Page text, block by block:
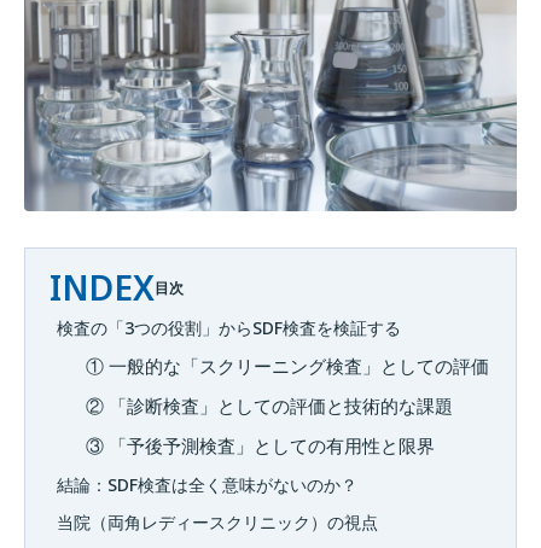
INDEX目次
検査の「3つの役割」からSDF検査を検証する
① 一般的な「スクリーニング検査」としての評価
② 「診断検査」としての評価と技術的な課題
③ 「予後予測検査」としての有用性と限界
結論：SDF検査は全く意味がないのか？
当院（両角レディースクリニック）の視点